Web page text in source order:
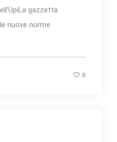
gazzetta
nuove norme
8